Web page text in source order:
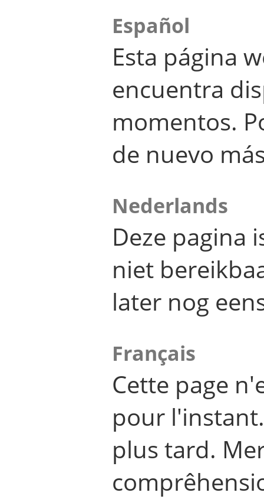
Español
Esta página
encuentra
momentos.
de nuevo
Nederlands
Deze pagina
niet
later nog
Français
Cette page
pour
plus tard.